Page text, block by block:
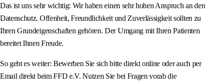
Das ist uns sehr wichtig: Wir haben einen sehr hohen Anspruch an den
Datenschutz. Offenheit, Freundlichkeit und Zuverlässigkeit sollten zu
Ihren Grundeigenschaften gehören. Der Umgang mit Ihren Patienten
bereitet Ihnen Freude.
So geht es weiter: Bewerben Sie sich bitte direkt online oder auch per
Email direkt beim FFD e.V. Nutzen Sie bei Fragen vorab die